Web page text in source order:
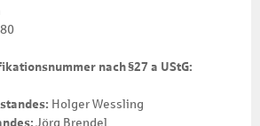
nach §27 a UStG:
Holger Wessling
Jörg Brendel